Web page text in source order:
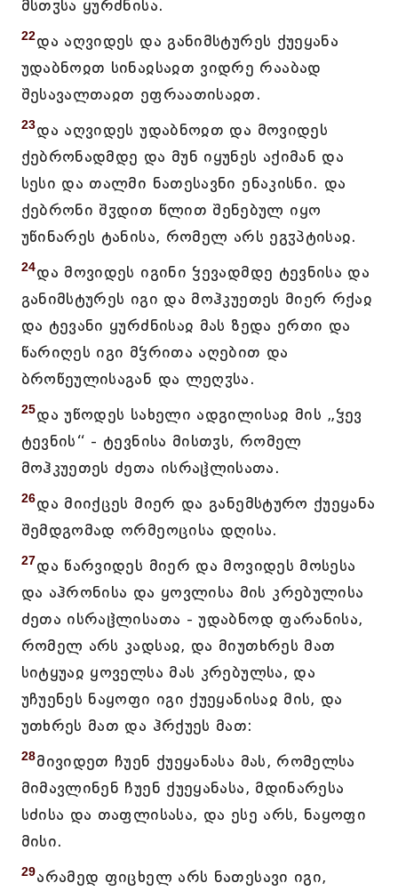
მსთჳსა ყურძნისა.
22და აღვიდეს და განიმსტურეს ქუეყანა
უდაბნოჲთ სინაჲსაჲთ ვიდრე რააბად
შესავალთაჲთ ეფრაათისაჲთ.
23და აღვიდეს უდაბნოჲთ და მოვიდეს
ქებრონადმდე და მუნ იყუნეს აქიმან და
სესი და თალმი ნათესავნი ენაკისნი. და
ქებრონი შჳდით წლით შენებულ იყო
უწინარეს ტანისა, რომელ არს ეგჳპტისაჲ.
24და მოვიდეს იგინი ჴევადმდე ტევნისა და
განიმსტურეს იგი და მოჰკუეთეს მიერ რქაჲ
და ტევანი ყურძნისაჲ მას ზედა ერთი და
წარიღეს იგი მჴრითა აღებით და
ბროწეულისაგან და ლეღჳსა.
25და უწოდეს სახელი ადგილისაჲ მის „ჴევ
ტევნის“ - ტევნისა მისთჳს, რომელ
მოჰკუეთეს ძეთა ისრაჱლისათა.
26და მიიქცეს მიერ და განემსტურო ქუეყანა
შემდგომად ორმეოცისა დღისა.
27და წარვიდეს მიერ და მოვიდეს მოსესა
და აჰრონისა და ყოვლისა მის კრებულისა
ძეთა ისრაჱლისათა - უდაბნოდ ფარანისა,
რომელ არს კადსაჲ, და მიუთხრეს მათ
სიტყუაჲ ყოველსა მას კრებულსა, და
უჩუენეს ნაყოფი იგი ქუეყანისაჲ მის, და
უთხრეს მათ და ჰრქუეს მათ:
28მივიდეთ ჩუენ ქუეყანასა მას, რომელსა
მიმავლინენ ჩუენ ქუეყანასა, მდინარესა
სძისა და თაფლისასა, და ესე არს, ნაყოფი
მისი.
29არამედ ფიცხელ არს ნათესავი იგი,